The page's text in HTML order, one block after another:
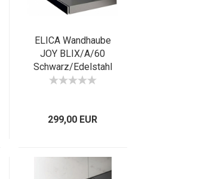
ELICA Wandhaube
JOY BLIX/A/60
Schwarz/Edelstahl
PRF 0104625 EEK B
299,00 EUR